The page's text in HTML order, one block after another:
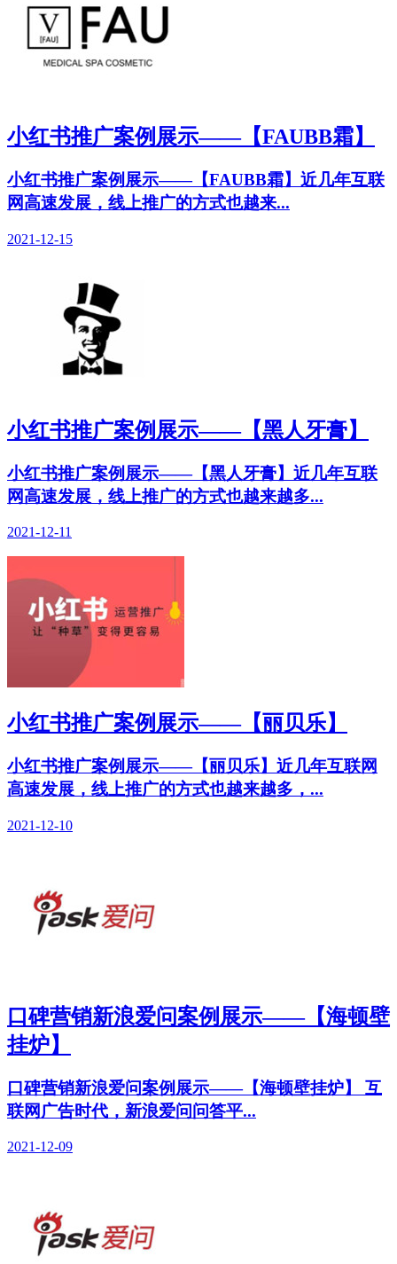
小红书推广案例展示——【FAUBB霜】
小红书推广案例展示——【FAUBB霜】近几年互联
网高速发展，线上推广的方式也越来...
2021-12-15
小红书推广案例展示——【黑人牙膏】
小红书推广案例展示——【黑人牙膏】近几年互联
网高速发展，线上推广的方式也越来越多...
2021-12-11
小红书推广案例展示——【丽贝乐】
小红书推广案例展示——【丽贝乐】近几年互联网
高速发展，线上推广的方式也越来越多，...
2021-12-10
口碑营销新浪爱问案例展示——【海顿壁
挂炉】
口碑营销新浪爱问案例展示——【海顿壁挂炉】 互
联网广告时代，新浪爱问问答平...
2021-12-09